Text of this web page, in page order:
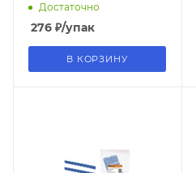
(10/120уп)
Достаточно
276 ₽/упак
В КОРЗИНУ